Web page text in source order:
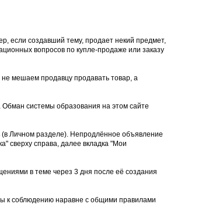
если создавший тему, продает некий предмет,
вопросов по купле-продаже или заказу
мешаем продавцу продавать товар, а
системы образования на этом сайте
Личном разделе). Непродлённое объявление
сверху справа, далее вкладка "Мои
в теме через 3 дня после её создания
к соблюдению наравне с общими правилами